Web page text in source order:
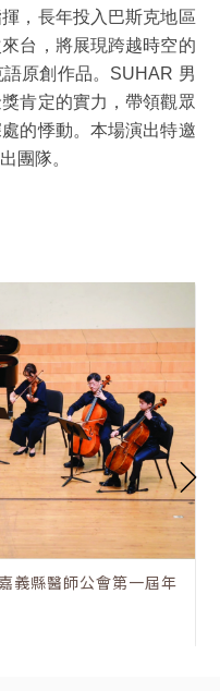
，長年投入巴斯克地區
台，將展現跨越時空的
原創作品。SUHAR 男
肯定的實力，帶領觀眾
的悸動。本場演出特邀
團隊。
義縣醫師公會第一屆年